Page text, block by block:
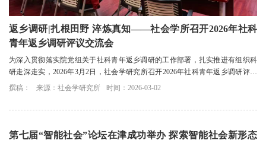
返乡调研|扎根田野 淬炼真知——社会学所召开2026年社科
青年返乡调研评议交流会
为深入贯彻落实院党组关于社科青年返乡调研的工作部署，扎实推进有组织科
研走深走实，2026年3月2日，社会学研究所召开2026年社科青年返乡调研评议
交流会。
撰稿： 来源：社会学研究所 时间：2026-03-02
第七届“智能社会”论坛在津成功举办 探索智能社会新形态